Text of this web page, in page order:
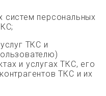
систем персональных
ТКС и
и услугах ТКС, его
ТКС и их